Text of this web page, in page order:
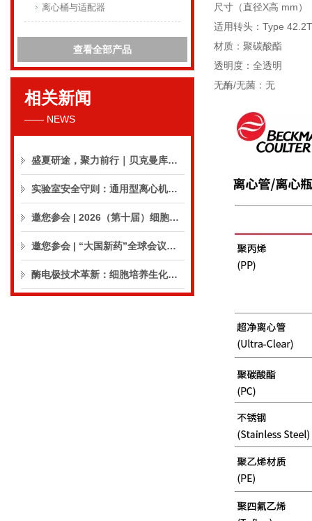
离心桶与适配器
查看全部产品
相关新闻
—— NEWS
盛夏研途，聚力前行｜贝克曼库尔特生命科学8月活动预告
实验室安全守则：通用型离心机操作与保养的10个要点
邀您参会 | 2026（第十届）细胞外囊泡合规与临床应用大会
邀您参会 | “大国新药”全球会议（CPIC2026）
酶电极技术革新：细胞培养生化分析仪实现精准在线监测
尺寸（直径X高 mm）
适用转头：Type
材质：聚碳酸酯
透明度：全透明
无酶/无菌：无